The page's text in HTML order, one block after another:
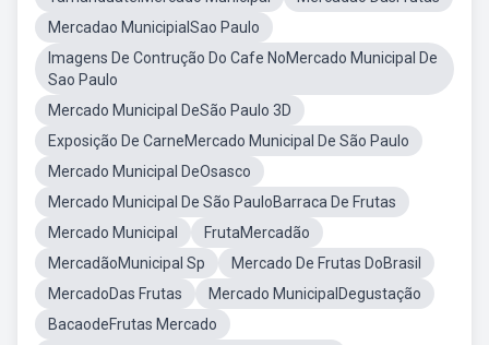
Mercadao MunicipialSao Paulo
Imagens De Contrução Do Cafe NoMercado Municipal De
Sao Paulo
Mercado Municipal DeSão Paulo 3D
Exposição De CarneMercado Municipal De São Paulo
Mercado Municipal DeOsasco
Mercado Municipal De São PauloBarraca De Frutas
Mercado Municipal
FrutaMercadão
MercadãoMunicipal Sp
Mercado De Frutas DoBrasil
MercadoDas Frutas
Mercado MunicipalDegustação
BacaodeFrutas Mercado